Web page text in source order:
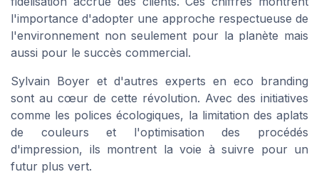
l'importance d'adopter une approche respectueuse de
l'environnement non seulement pour la planète mais
aussi pour le succès commercial.
Sylvain Boyer et d'autres experts en eco branding
sont au cœur de cette révolution. Avec des initiatives
comme les polices écologiques, la limitation des aplats
de couleurs et l'optimisation des procédés
d'impression, ils montrent la voie à suivre pour un
futur plus vert.